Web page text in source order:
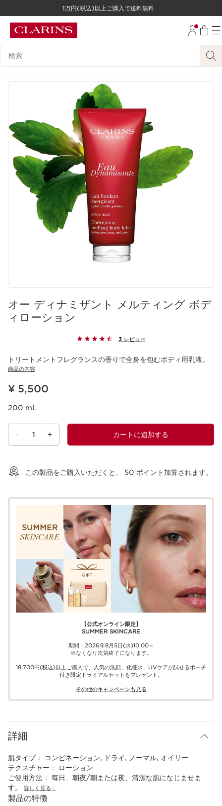
コンテンツへ移動
1万円(税込)以上ご購入で送料無料
検索候補
オー ディナミザント メルティング ボデ
ィローション
3 レビュー
トリートメントフレグランスの香りで全身を包むボディ用乳液。
商品の内容
現在表示中の製品の価格 ¥ 5,500
¥ 5,500
200 mL
- 1 + カートに追加する
この製品をご購入いただくと、 50 ポイント加算されます。
【公式オンライン限定】​​
SUMMER SKINCARE
期間：2026年8月5日(水)10:00～
※なくなり次第終了になります。
18,700円(税込)以上ご購入で、​人気の洗顔、化粧水、UVケアが試せる​ポーチ
付き限定トライアルセットをプレゼント。​
その他のキャンペーンも見る​
詳細
肌タイプ：
コンビネーション, ドライ, ノーマル, オイリー
テクスチャー：
ローション
ご使用方法： 毎日、朝夜/朝または夜、清潔な肌になじませま
す。 詳しく見る：
製品の特徴